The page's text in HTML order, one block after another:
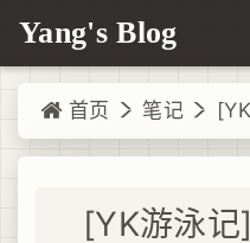
Yang's Blog
首页 笔记
[YK游泳